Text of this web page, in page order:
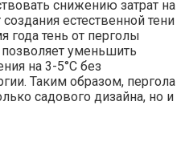
снижению затрат на
естественной тени
года тень от перголы
уменьшить
на 3-5°С без
Таким образом, пергола
садового дизайна, но и